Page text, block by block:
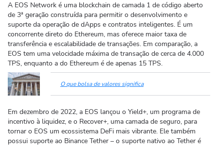
A EOS Network é uma blockchain de camada 1 de código aberto
de 3ª geração construída para permitir o desenvolvimento e
suporte da operação de dApps e contratos inteligentes. É um
concorrente direto do Ethereum, mas oferece maior taxa de
transferência e escalabilidade de transações. Em comparação, a
EOS tem uma velocidade máxima de transação de cerca de 4.000
TPS, enquanto a do Ethereum é de apenas 15 TPS.
O que bolsa de valores significa
Em dezembro de 2022, a EOS lançou o Yield+, um programa de
incentivo à liquidez, e o Recover+, uma camada de seguro, para
tornar o EOS um ecossistema DeFi mais vibrante. Ele também
possui suporte ao Binance Tether – o suporte nativo ao Tether é